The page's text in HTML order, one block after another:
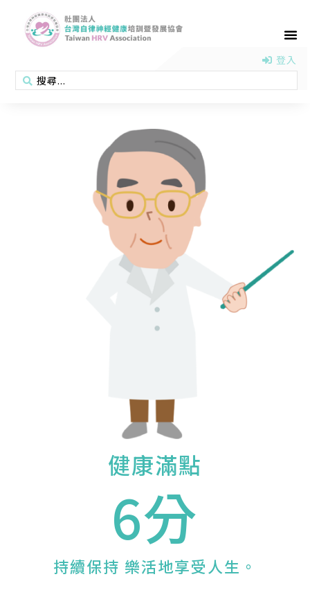
登入
健康滿點
6分
持續保持 樂活地享受人生。